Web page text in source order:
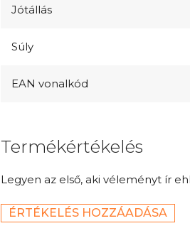
Jótállás
Súly
EAN vonalkód
Termékértékelés
Legyen az első, aki véleményt ír
ÉRTÉKELÉS HOZZÁADÁSA